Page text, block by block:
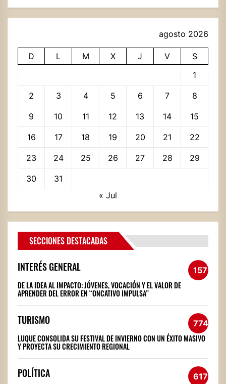
agosto 2026
D L M X J V
S
1
2 3 4 5 6 7 8
9 10 11 12 13 14 15
16 17 18 19 20 21 22
23 24 25 26 27 28 29
30
31
« Jul
SECCIONES DESTACADAS
INTERÉS GENERAL 1572
DE LA IDEA AL IMPACTO: JÓVENES, VOCACIÓN Y EL VALOR DE
APRENDER DEL ERROR EN “ONCATIVO IMPULSA”
TURISMO 774
LUQUE CONSOLIDA SU FESTIVAL DE INVIERNO CON UN ÉXITO MASIVO
Y PROYECTA SU CRECIMIENTO REGIONAL
POLÍTICA 617